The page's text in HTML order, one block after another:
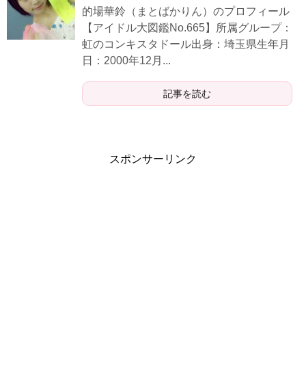
的場華鈴（まとばかりん）のプロフィール
【アイドル大図鑑No.665】所属グループ：
虹のコンキスタドール出身：埼玉県生年月
日：2000年12月...
記事を読む
スポンサーリンク